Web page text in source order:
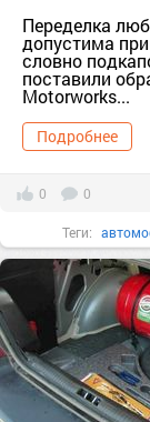
Переделка
допустима
словно
поставили
Motorworks...
Подробнее
0 0
Теги: